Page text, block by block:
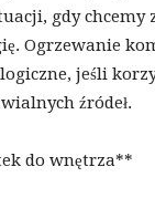
gdy chcemy
Ogrzewanie
jeśli
źródeł.
do wnętrza**